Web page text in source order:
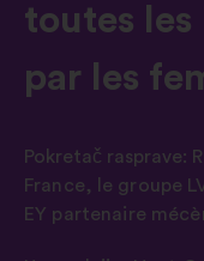
toutes les
par les
Pokretač rasprave:
France, le groupe
EY partenaire